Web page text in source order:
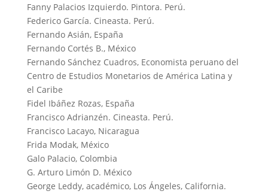
Fanny Palacios Izquierdo. Pintora. Perú.
Federico García. Cineasta. Perú.
Fernando Asián, España
Fernando Cortés B., México
Fernando Sánchez Cuadros, Economista peruano del
Centro de Estudios Monetarios de América Latina y
el Caribe
Fidel Ibáñez Rozas, España
Francisco Adrianzén. Cineasta. Perú.
Francisco Lacayo, Nicaragua
Frida Modak, México
Galo Palacio, Colombia
G. Arturo Limón D. México
George Leddy, académico, Los Ángeles, California.